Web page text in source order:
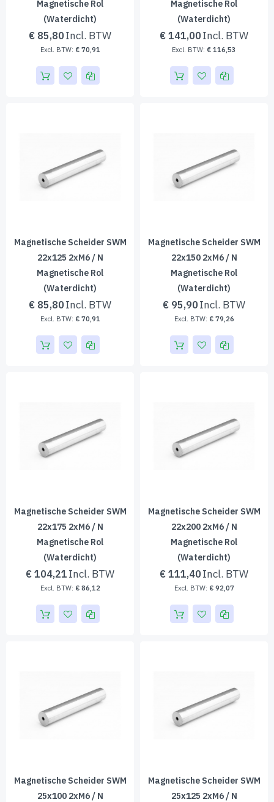
Magnetische Rol
(waterdicht)
€ 85,80
€ 70,91
Magnetische Rol
(waterdicht)
€ 141,00
€ 116,53
Magnetische Scheider SWM
22x125 2xM6 / N
Magnetische Rol
(waterdicht)
€ 85,80
€ 70,91
Magnetische Scheider SWM
22x150 2xM6 / N
Magnetische Rol
(waterdicht)
€ 95,90
€ 79,26
Magnetische Scheider SWM
22x175 2xM6 / N
Magnetische Rol
(waterdicht)
€ 104,21
€ 86,12
Magnetische Scheider SWM
22x200 2xM6 / N
Magnetische Rol
(waterdicht)
€ 111,40
€ 92,07
Magnetische Scheider SWM
25x100 2xM6 / N
Magnetische Scheider SWM
25x125 2xM6 / N